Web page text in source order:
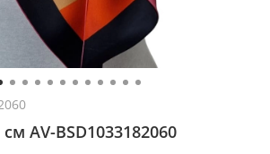
AV-BSD1033182060